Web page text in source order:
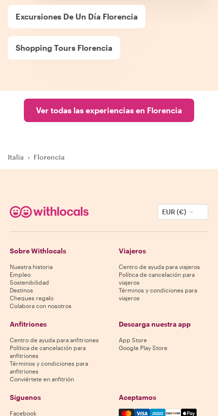
Excursiones De Un Día Florencia
Shopping Tours Florencia
Ver todas las experiencias en Florencia
Italia › Florencia
EUR (€)
Sobre Withlocals
Nuestra historia
Empleo
Sostenibilidad
Destinos
Cheques regalo
Colabora con nosotros
Viajeros
Centro de ayuda para viajeros
Política de cancelación para
viajeros
Términos y condiciones para
viajeros
Anfitriones
Centro de ayuda para anfitriones
Política de cancelación para
anfitriones
Términos y condiciones para
anfitriones
Conviértete en anfitrión
Descarga nuestra app
App Store
Google Play Store
Síguenos
Facebook
Aceptamos
Mastercard, Visa, Amex,